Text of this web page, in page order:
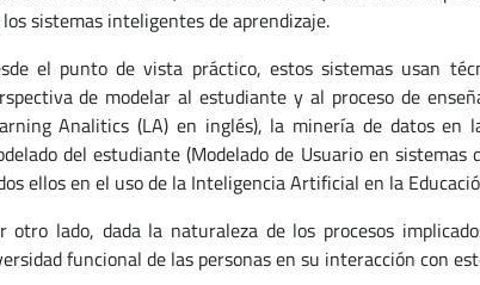
sistemas inteligentes de aprendizaje.
el punto de vista práctico, estos sistemas usan
de modelar al estudiante y al proceso de
Analitics (LA) en inglés), la minería de datos en
del estudiante (Modelado de Usuario en
ellos en el uso de la Inteligencia Artificial en la
otro lado, dada la naturaleza de los procesos
funcional de las personas en su interacción con